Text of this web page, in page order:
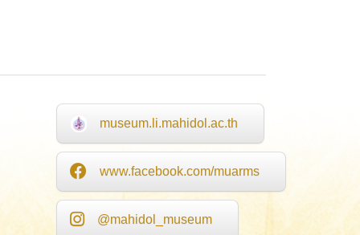
museum.li.mahidol.ac.th
www.facebook.com/muarms
@mahidol_museum